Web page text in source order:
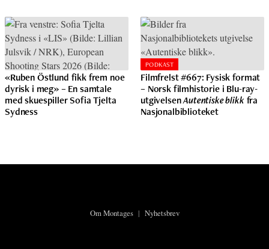
«Ruben Östlund fikk frem noe
dyrisk i meg» – En samtale
med skuespiller Sofia Tjelta
Sydness
PODKAST
Filmfrelst #667: Fysisk format
– Norsk filmhistorie i Blu-ray-
utgivelsenAutentiske blikkfra
Nasjonalbiblioteket
Om Montages| Nyhetsbrev